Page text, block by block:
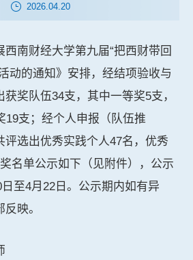
2026.04.20
西南财经大学第九届“把西财带回
动的通知》安排，经结项验收与
奖队伍34支，其中一等奖5支，
19支；经个人申报（队伍推
评选出优秀实践个人47名，优秀
名单公示如下（见附件），公示
至4月22日。公示期内如有异
映。